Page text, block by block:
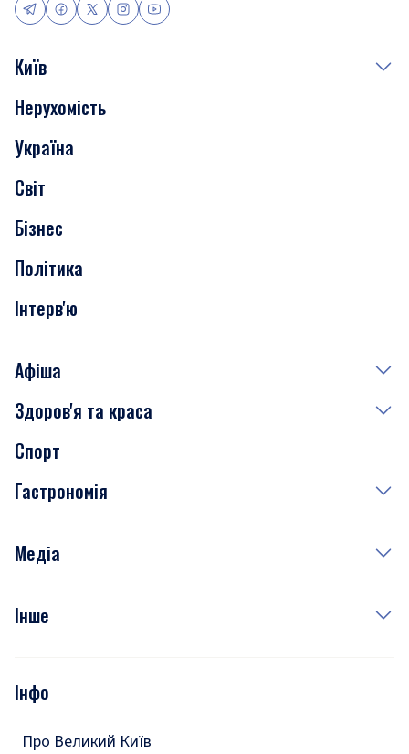
Київ
Події
Скандали
Нерухомість
Транспорт
Нерухомість
Україна
Світ
Бізнес
Політика
Інтерв'ю
Афіша
Сьогодні
Завтра
Субота
Здоров'я та краса
Медицина
Краса
Спорт
Гастрономія
Рецепти
Медіа
Фото
Подкасти
Інше
Тести
Інфо
Про Великий Київ